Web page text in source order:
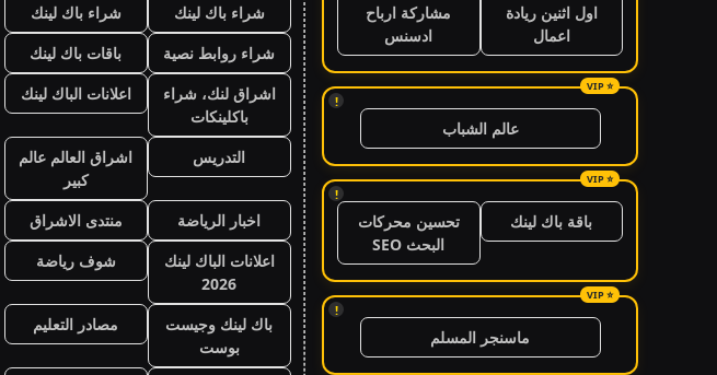
اول اثنين ريادة
اعمال
مشاركة ارباح
ادسنس
!
عالم الشباب
!
باقة باك لينك
تحسين محركات
البحث SEO
!
ماسنجر المسلم
شراء باك لينك
شراء باك لينك
شراء روابط نصية
باقات باك لينك
اشراق لنك، شراء
باكلينكات
اعلانات الباك لينك
التدريس
اشراق العالم عالم
كبير
اخبار الرياضة
منتدى الاشراق
اعلانات الباك لينك
2026
شوف رياضة
باك لينك وجيست
بوست
مصادر التعليم